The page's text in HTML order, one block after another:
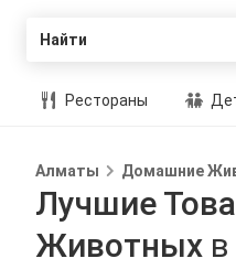
Найти
Рестораны
Алматы Домашние
Лучшие
Животных